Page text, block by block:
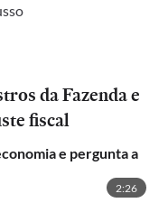
da Fazenda e
fiscal
e pergunta a
2:26